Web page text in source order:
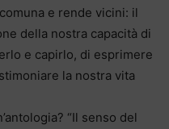
e rende vicini: il
della nostra capacità di
e capirlo, di esprimere
la nostra vita
“Il senso del